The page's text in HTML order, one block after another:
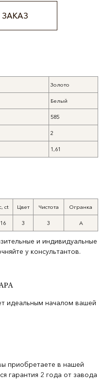
Золото
Белый
585
2
1,61
ct Цвет Чистота Огранка
3 3 А
и индивидуальные
у консультантов.
идеальным началом вашей
приобретаете в нашей
гарантия 2 года от завода